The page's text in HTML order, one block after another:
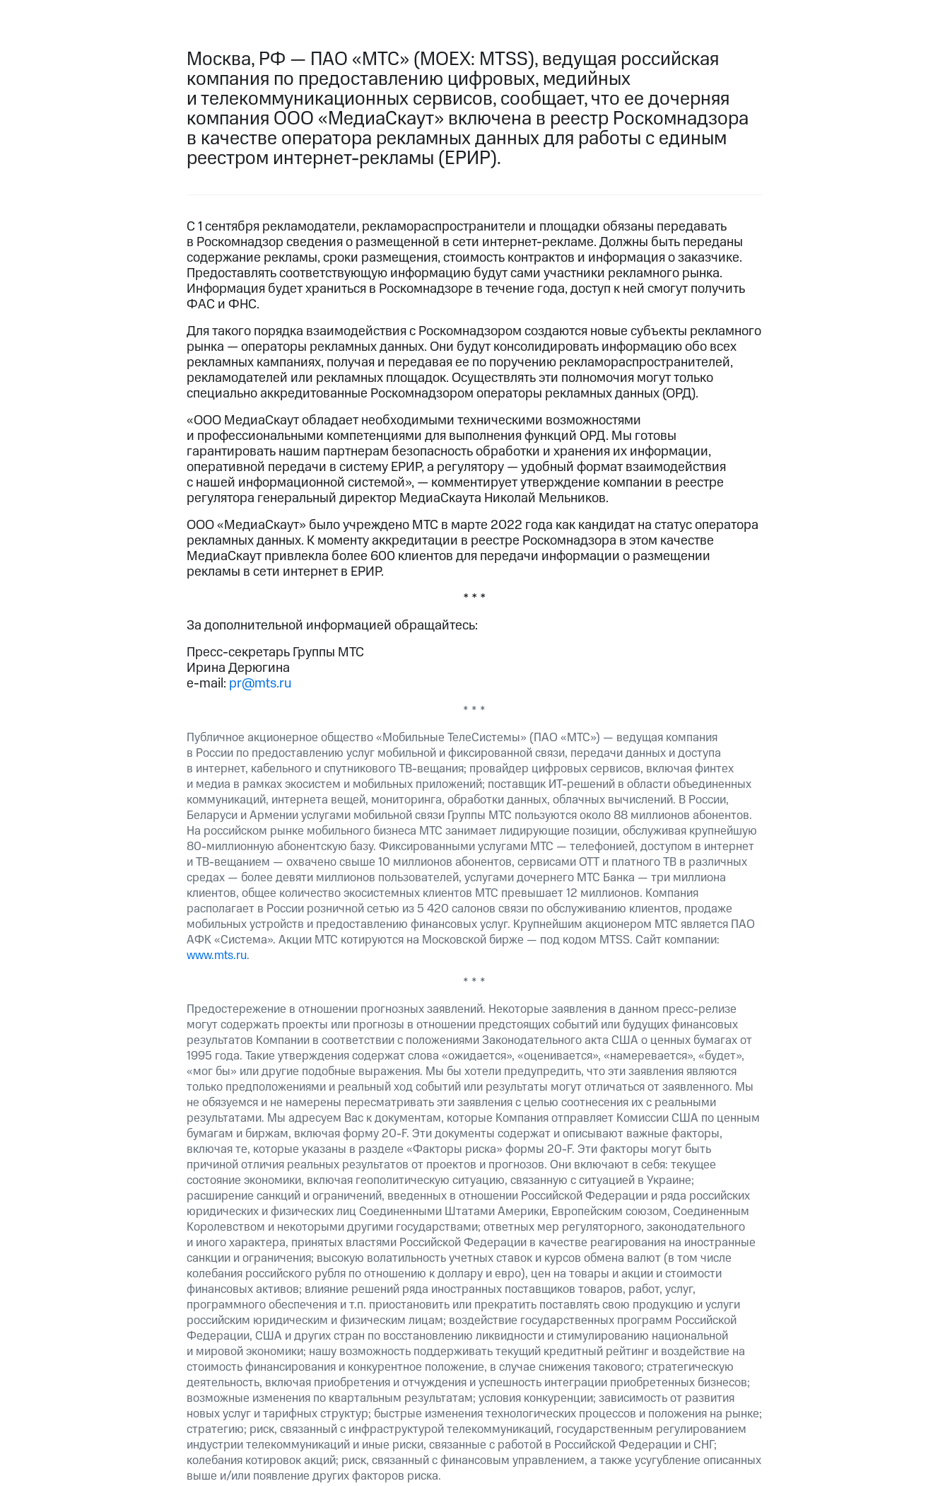
Москва, РФ — ПАО «МТС» (MOEX: MTSS), ведущая российская
компания по предоставлению цифровых, медийных
и телекоммуникационных сервисов, сообщает, что ее дочерняя
компания ООО «МедиаСкаут» включена в реестр Роскомнадзора
в качестве оператора рекламных данных для работы с единым
реестром интернет-рекламы (ЕРИР).
С 1 сентября рекламодатели, рекламораспространители и площадки обязаны передавать
в Роскомнадзор сведения о размещенной в сети интернет-рекламе. Должны быть переданы
содержание рекламы, сроки размещения, стоимость контрактов и информация о заказчике.
Предоставлять соответствующую информацию будут сами участники рекламного рынка.
Информация будет храниться в Роскомнадзоре в течение года, доступ к ней смогут получить
ФАС и ФНС.
Для такого порядка взаимодействия с Роскомнадзором создаются новые субъекты рекламного
рынка — операторы рекламных данных. Они будут консолидировать информацию обо всех
рекламных кампаниях, получая и передавая ее по поручению рекламораспространителей,
рекламодателей или рекламных площадок. Осуществлять эти полномочия могут только
специально аккредитованные Роскомнадзором операторы рекламных данных (ОРД).
«ООО МедиаСкаут обладает необходимыми техническими возможностями
и профессиональными компетенциями для выполнения функций ОРД. Мы готовы
гарантировать нашим партнерам безопасность обработки и хранения их информации,
оперативной передачи в систему ЕРИР, а регулятору — удобный формат взаимодействия
с нашей информационной системой», — комментирует утверждение компании в реестре
регулятора генеральный директор МедиаСкаута Николай Мельников.
ООО «МедиаСкаут» было учреждено МТС в марте 2022 года как кандидат на статус оператора
рекламных данных. К моменту аккредитации в реестре Роскомнадзора в этом качестве
МедиаСкаут привлекла более 600 клиентов для передачи информации о размещении
рекламы в сети интернет в ЕРИР.
* * *
За дополнительной информацией обращайтесь:
Пресс-секретарь Группы МТС
Ирина Дерюгина
e-mail: pr@mts.ru
* * *
Публичное акционерное общество «Мобильные ТелеСистемы» (ПАО «МТС») — ведущая компания
в России по предоставлению услуг мобильной и фиксированной связи, передачи данных и доступа
в интернет, кабельного и спутниковогоТВ-вещания; провайдер цифровых сервисов, включая финтех
и медиа в рамках экосистем и мобильных приложений; поставщик ИТ-решенийв области объединенных
коммуникаций, интернета вещей, мониторинга, обработки данных, облачных вычислений. В России,
Беларуси и Армении услугами мобильной связи Группы МТС пользуются около 88 миллионов абонентов.
На российском рынке мобильного бизнеса МТС занимает лидирующие позиции, обслуживая крупнейшую
80-миллионную абонентскую базу. Фиксированными услугами МТС — телефонией, доступом в интернет
иТВ-вещанием — охвачено свыше 10 миллионов абонентов, сервисами OTT и платного ТВ в различных
средах — более девяти миллионов пользователей, услугами дочернего МТС Банка — три миллиона
клиентов, общее количество экосистемных клиентов МТС превышает 12 миллионов. Компания
располагает в России розничной сетью из 5 420 салонов связи по обслуживанию клиентов, продаже
мобильных устройств и предоставлению финансовых услуг. Крупнейшим акционером МТС является ПАО
АФК «Система». Акции МТС котируются на Московской бирже — под кодом MTSS. Сайт компании:
www.mts.ru.
* * *
Предостережение в отношении прогнозных заявлений. Некоторые заявления в данном пресс-релизе
могут содержать проекты или прогнозы в отношении предстоящих событий или будущих финансовых
результатов Компании в соответствии с положениями Законодательного акта США о ценных бумагах от
1995 года. Такие утверждения содержат слова «ожидается», «оценивается», «намеревается», «будет»,
«мог бы» или другие подобные выражения. Мы бы хотели предупредить, что эти заявления являются
только предположениями и реальный ход событий или результаты могут отличаться от заявленного. Мы
не обязуемся и не намерены пересматривать эти заявления с целью соотнесения их с реальными
результатами. Мы адресуем Вас к документам, которые Компания отправляет Комиссии США по ценным
бумагам и биржам, включая форму20-F. Эти документы содержат и описывают важные факторы,
включая те, которые указаны в разделе «Факторы риска» формы 20-F. Эти факторы могут быть
причиной отличия реальных результатов от проектов и прогнозов. Они включают в себя: текущее
состояние экономики, включая геополитическую ситуацию, связанную с ситуацией в Украине;
расширение санкций и ограничений, введенных в отношении Российской Федерации и ряда российских
юридических и физических лиц Соединенными Штатами Америки, Европейским союзом, Соединенным
Королевством и некоторыми другими государствами; ответных мер регуляторного, законодательного
и иного характера, принятых властями Российской Федерации в качестве реагирования на иностранные
санкции и ограничения; высокую волатильность учетных ставок и курсов обмена валют (в том числе
колебания российского рубля по отношению к доллару и евро), цен на товары и акции и стоимости
финансовых активов; влияние решений ряда иностранных поставщиков товаров, работ, услуг,
программного обеспечения и т.п. приостановить или прекратить поставлять свою продукцию и услуги
российским юридическим и физическим лицам; воздействие государственных программ Российской
Федерации, США и других стран по восстановлению ликвидности и стимулированию национальной
и мировой экономики; нашу возможность поддерживать текущий кредитный рейтинг и воздействие на
стоимость финансирования и конкурентное положение, в случае снижения такового; стратегическую
деятельность, включая приобретения и отчуждения и успешность интеграции приобретенных бизнесов;
возможные изменения по квартальным результатам; условия конкуренции; зависимость от развития
новых услуг и тарифных структур; быстрые изменения технологических процессов и положения на рынке;
стратегию; риск, связанный с инфраструктурой телекоммуникаций, государственным регулированием
индустрии телекоммуникаций и иные риски, связанные с работой в Российской Федерации и СНГ;
колебания котировок акций; риск, связанный с финансовым управлением, а также усугубление описанных
выше и/или появление других факторов риска.